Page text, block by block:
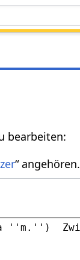
bearbeiten:
“ angehören.